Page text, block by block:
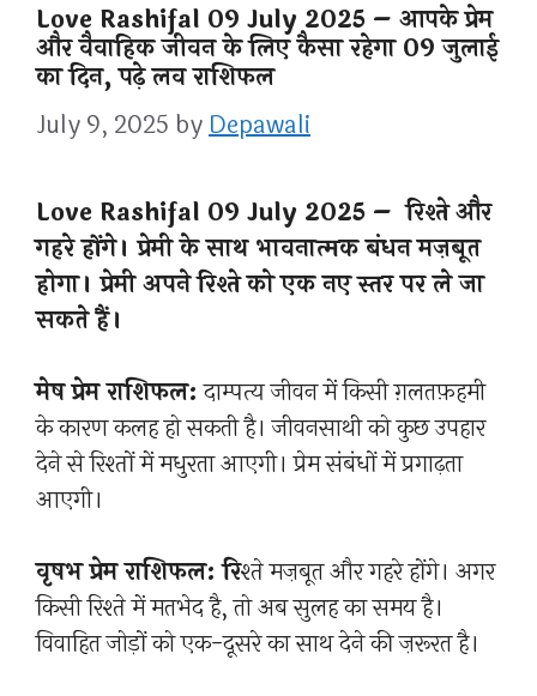
Love Rashifal 09 July 2025 – आपके प्रेम
और वैवाहिक जीवन के लिए कैसा रहेगा 09 जुलाई
का दिन, पढ़े लव राशिफल
July 9, 2025 byDepawali
Love Rashifal 09 July 2025 – रिश्ते और
गहरे होंगे। प्रेमी के साथ भावनात्मक बंधन मज़बूत
होगा। प्रेमी अपने रिश्ते को एक नए स्तर पर ले जा
सकते हैं।
मेष प्रेम राशिफल:दाम्पत्य जीवन में किसी ग़लतफ़हमी
के कारण कलह हो सकती है। जीवनसाथी को कुछ उपहार
देने से रिश्तों में मधुरता आएगी। प्रेम संबंधों में प्रगाढ़ता
आएगी।
वृषभ प्रेम राशिफल: रिश्ते मज़बूत और गहरे होंगे। अगर
किसी रिश्ते में मतभेद है, तो अब सुलह का समय है।
विवाहित जोड़ों को एक-दूसरे का साथ देने की ज़रूरत है।